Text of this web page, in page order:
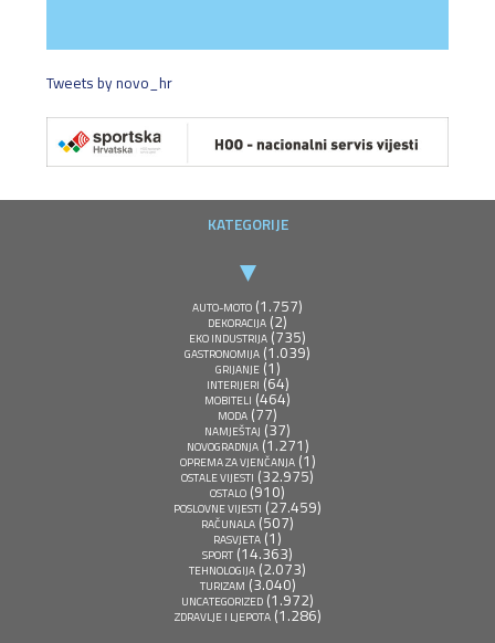
Tweets by novo_hr
KATEGORIJE
AUTO-MOTO (1.757)
DEKORACIJA (2)
EKO INDUSTRIJA (735)
GASTRONOMIJA (1.039)
GRIJANJE(1)
INTERIJERI (64)
MOBITELI (464)
MODA (77)
NAMJEŠTAJ (37)
NOVOGRADNJA(1.271)
OPREMA ZA VJENČANJA(1)
OSTALE VIJESTI (32.975)
OSTALO (910)
POSLOVNE VIJESTI (27.459)
RAČUNALA (507)
RASVJETA (1)
SPORT (14.363)
TEHNOLOGIJA (2.073)
TURIZAM (3.040)
UNCATEGORIZED (1.972)
ZDRAVLJE I LJEPOTA(1.286)